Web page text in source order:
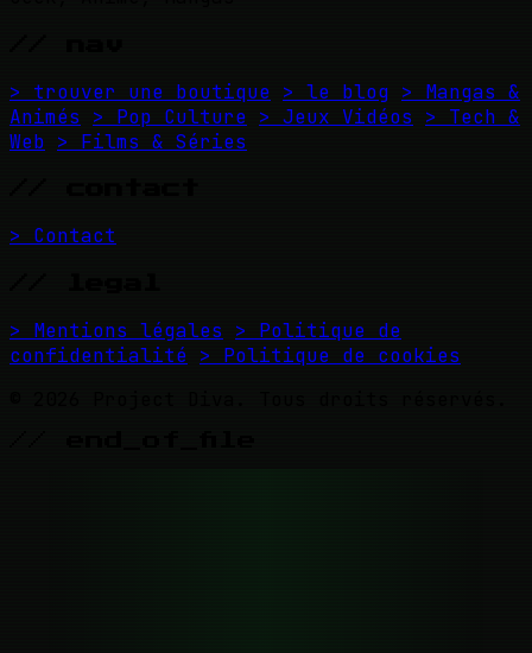
> trouver une boutique > le blog > Mangas &
Animés
> Pop Culture > Jeux Vidéos
> Tech &
Web > Films & Séries
> Contact
> Mentions légales
> Politique de
confidentialité > Politique de cookies